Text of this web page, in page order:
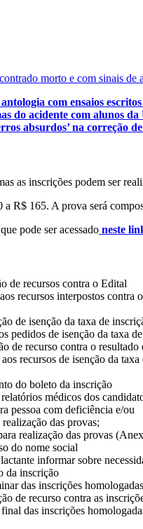
morto e com sinais de
com ensaios
do acidente com alunos
absurdos’ na correção
as inscrições podem ser
a R$ 165. A prova será
pode ser acessado neste
de recursos contra o Edital
recursos interpostos contra
de isenção da taxa de
pedidos de isenção da taxa
de recurso contra o resultado
recursos de isenção da
do boleto da inscrição
médicos dos
pessoa com deficiência e/ou
das provas;
realização das provas
do nome social
informar sobre
da inscrição
das inscrições
de recurso contra as
das inscrições